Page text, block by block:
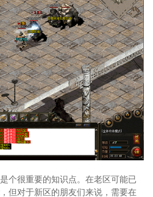
个很重要的知识点。在老区可能已
但对于新区的朋友们来说，需要在